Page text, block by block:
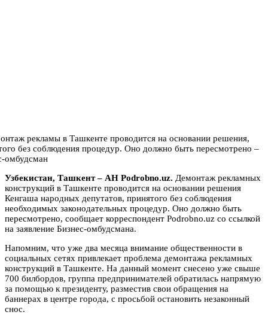
Узбекистан, Ташкент – АН Podrobno.uz. Демонтаж рекламных
конструкций в Ташкенте проводится на основании решения
Кенгаша народных депутатов, принятого без соблюдения
необходимых законодательных процедур. Оно должно быть
пересмотрено, сообщает корреспондент Podrobno.uz со ссылкой
на заявление Бизнес-омбудсмана.
Напомним, что уже два месяца внимание общественности в
социальных сетях привлекает проблема демонтажа рекламных
конструкций в Ташкенте. На данный момент снесено уже свыше
700 билбордов, группа предпринимателей обратилась напрямую
за помощью к президенту, разместив свои обращения на
баннерах в центре города, с просьбой остановить незаконный
снос.